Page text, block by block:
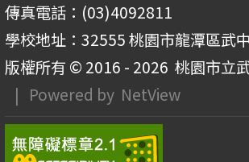
傳真電話：(03)4092811
學校地址：32555 桃園市龍潭區武
版權所有 © 2016 - 2026 桃園市立
| Powered by NetView